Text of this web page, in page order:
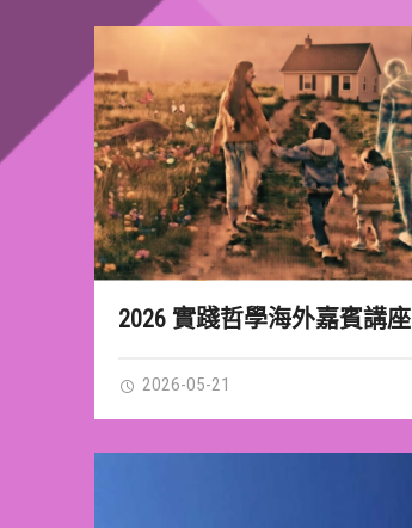
2026 實踐哲學海外嘉賓講座
2026-05-21